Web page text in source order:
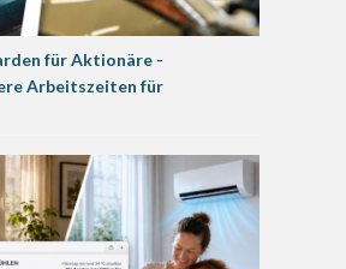
für Aktionäre -
Arbeitszeiten für